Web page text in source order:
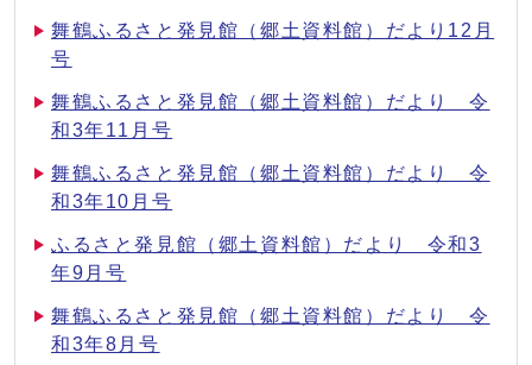
舞鶴ふるさと発見館（郷土資料館）だより12月
号
舞鶴ふるさと発見館（郷土資料館）だより 令
和3年11月号
舞鶴ふるさと発見館（郷土資料館）だより 令
和3年10月号
ふるさと発見館（郷土資料館）だより 令和3
年9月号
舞鶴ふるさと発見館（郷土資料館）だより 令
和3年8月号